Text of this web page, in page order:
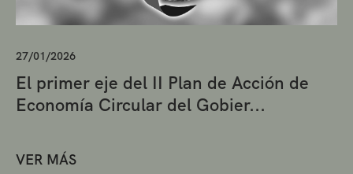
27/01/2026
El primer eje del II Plan de Acción de
Economía Circular del Gobier...
VER MÁS